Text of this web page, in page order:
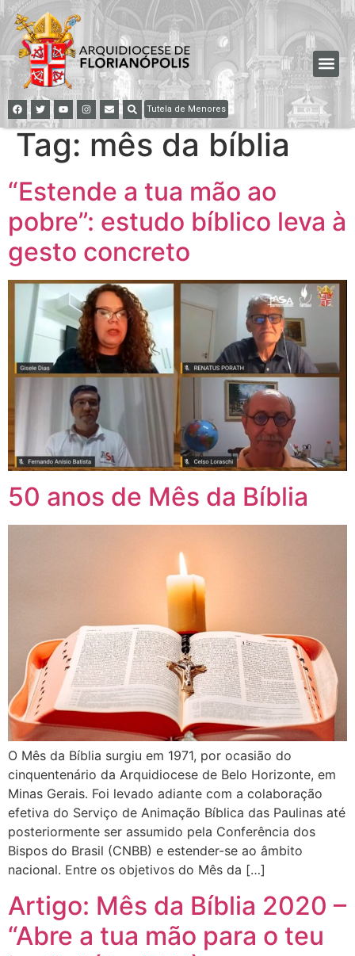
Tutela de Menores
Tag: mês da bíblia
“Estende a tua mão ao
pobre”: estudo bíblico leva à
gesto concreto
50 anos de Mês da Bíblia
O Mês da Bíblia surgiu em 1971, por ocasião do
cinquentenário da Arquidiocese de Belo Horizonte, em
Minas Gerais. Foi levado adiante com a colaboração
efetiva do Serviço de Animação Bíblica das Paulinas até
posteriormente ser assumido pela Conferência dos
Bispos do Brasil (CNBB) e estender-se ao âmbito
nacional. Entre os objetivos do Mês da […]
Artigo: Mês da Bíblia 2020 –
“Abre a tua mão para o teu